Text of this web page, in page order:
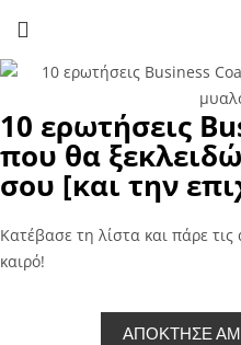
10 ερωτήσεις
που θα
σου [και την
Κατέβασε τη λίστα και πάρε
καιρό!
ΑΠΟΚΤΗΣΕ